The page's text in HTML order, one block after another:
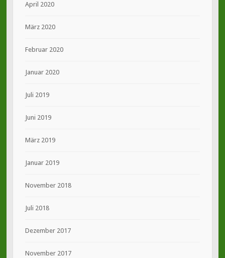
April 2020
März 2020
Februar 2020
Januar 2020
Juli 2019
Juni 2019
März 2019
Januar 2019
November 2018
Juli 2018
Dezember 2017
November 2017